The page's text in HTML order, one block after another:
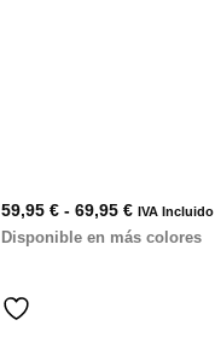
59,95 € - 69,95 € IVA Incluido
Disponible en más colores